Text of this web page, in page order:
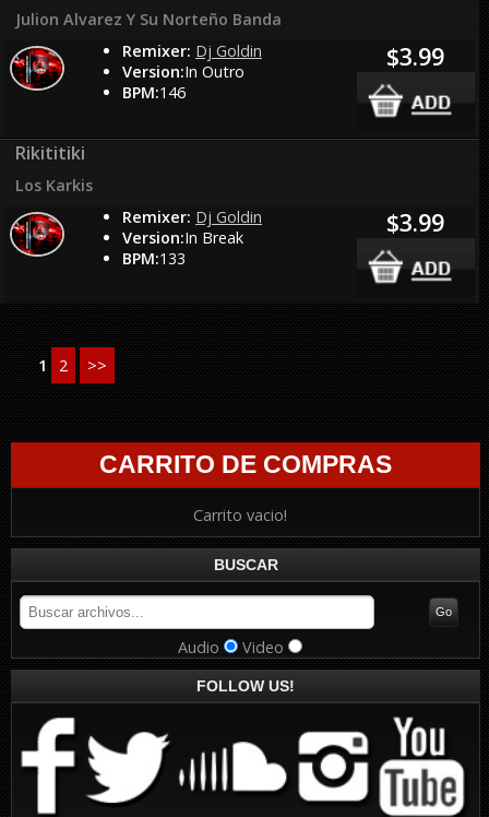
Julion Alvarez Y Su Norteño Banda
Remixer: Dj Goldin
Version:In Outro
BPM:146
$3.99
Rikititiki
Los Karkis
Remixer: Dj Goldin
Version:In Break
BPM:133
$3.99
1 2 >>
CARRITO DE COMPRAS
Carrito vacio!
BUSCAR
Audio Video
FOLLOW US!